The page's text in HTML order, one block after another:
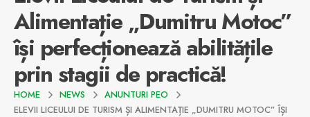
Alimentație „Dumitru Motoc”
își perfecționează abilitățile
prin stagii de practică!
HOME NEWS
ANUNTURI PEO
ELEVII LICEULUI DE TURISM ȘI ALIMENTAȚIE „DUMITRU MOTOC” ÎȘI